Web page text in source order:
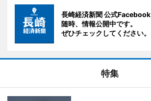
長崎経済新聞 公式Facebook
随時、情報公開中です。
ぜひチェックしてください。
特集